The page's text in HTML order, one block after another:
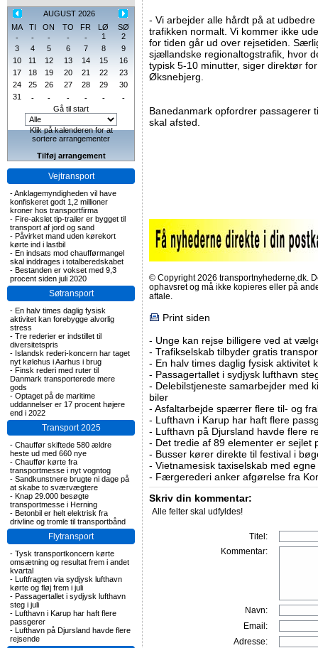
AUGUST 2026
MA
TI ON TO FR LØ
SØ
-
- - - - 1
2
3
4 5 6 7 8
9
10
11 12 13 14 15
16
17
18 19 20 21 22
23
24
25 26 27 28 29
30
31
- - - - -
-
Gå til start
Klik på kalenderen for at
sortere arrangementer
Tilføj arrangement
Vejtransport
-Anklagemyndigheden vil have
konfiskeret godt 1,2 millioner
kroner hos transportfirma
- Fire-akslet tip-trailer er bygget til
transport af jord og sand
- Påvirket mand uden kørekort
kørte ind i lastbil
- En indsats mod chaufførmangel
skal inddrages i totalberedskabet
- Bestanden er vokset med 9,3
procent siden juli 2020
Søtransport
- En halv times daglig fysisk
aktivitet kan forebygge alvorlig
stress
- Tre rederier er indstillet til
diversitetspris
- Islandsk rederi-koncern har taget
nyt kølehus i Aarhus i brug
- Finsk rederi med ruter til
Danmark transporterede mere
gods
- Optaget på de maritime
uddannelser er 17 procent højere
end i 2022
Transport 2025
- Chauffør skiftede 580 ældre
heste ud med 660 nye
- Chauffør kørte fra
transportmesse i nyt vogntog
- Sandkunstnere brugte ni dage på
at skabe to sværvægtere
- Knap 29.000 besøgte
transportmesse i Herning
- Betonbil er helt elektrisk fra
drivline og tromle til transportbånd
Flytransport
- Tysk transportkoncern kørte
omsætning og resultat frem i andet
kvartal
- Luftfragten via sydjysk lufthavn
kørte og fløj frem i juli
- Passagertallet i sydjysk lufthavn
steg i juli
- Lufthavn i Karup har haft flere
passgerer
- Lufthavn på Djursland havde flere
rejsende
- Vi arbejder alle hårdt på at
trafikken normalt. Vi kommer ikke
for tiden går ud over rejsetiden.
sjællandske regionaltogstrafik, hvor
typisk 5-10 minutter, siger direktør
Øksnebjerg.
Banedanmark opfordrer passagerer
skal afsted.
© Copyright 2026 transportnyhederne.dk.
ophavsret og må ikke kopieres eller på
aftale.
Print siden
- Unge kan rejse billigere ved at
- Trafikselskab tilbyder gratis
- En halv times daglig fysisk aktivitet
- Passagertallet i sydjysk lufthavn
- Delebilstjeneste samarbejder med
biler
- Asfaltarbejde spærrer flere til- og
- Lufthavn i Karup har haft flere
- Lufthavn på Djursland havde flere
- Det tredie af 89 elementer er sejlet
- Busser kører direkte til festival i
- Vietnamesisk taxiselskab med
- Færgerederi anker afgørelse fra
Skriv din kommentar:
Alle felter skal udfyldes!
Titel:
Kommentar:
Navn:
Email:
Adresse: